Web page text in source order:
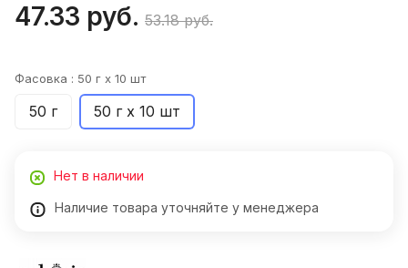
47.33 руб. 53.18 руб.
Фасовка : 50 г х 10 шт
50 г 50 г х 10 шт
Нет в наличии
Наличие товара уточняйте у менеджера